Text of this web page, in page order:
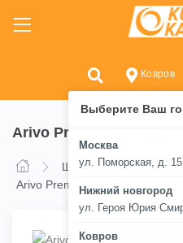
Ковров
Выберите Ваш
Москва
ул. Поморская, д. 15
Нижний новгород
ул. Героя Юрия
Ковров
Arivo Premio ARZERO
Шины Arivo
Arivo Premio ARZERO 205/55